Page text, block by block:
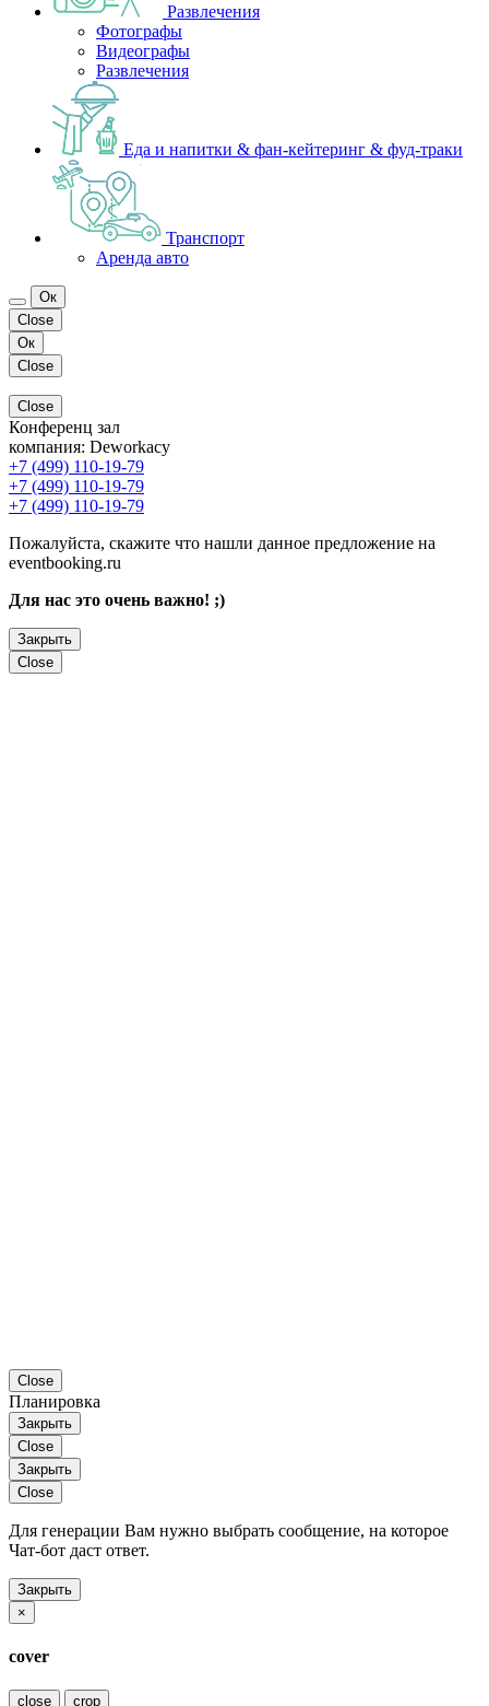
Развлечения
Фотографы
Видеографы
Развлечения
Еда и напитки & фан-кейтеринг & фуд-траки
Транспорт
Аренда авто
Ок
Close
Ок
Close
Close
Конференц зал
компания: Deworkacy
+7 (499) 110-19-79
+7 (499) 110-19-79
+7 (499) 110-19-79
Пожалуйста, скажите что нашли данное предложение на
eventbooking.ru
Для нас это очень важно! ;)
Закрыть
Close
Close
Планировка
Закрыть
Close
Закрыть
Close
Для генерации Вам нужно выбрать сообщение, на которое
Чат-бот даст ответ.
Закрыть
×
cover
close crop